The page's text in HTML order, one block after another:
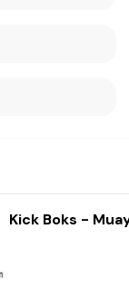
Kick Boks -